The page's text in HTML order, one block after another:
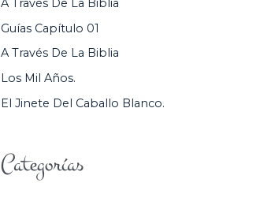
R
:
A Través De La Biblia
Guías Capítulo 01
A Través De La Biblia
Los Mil Años.
El Jinete Del Caballo Blanco.
Categorías